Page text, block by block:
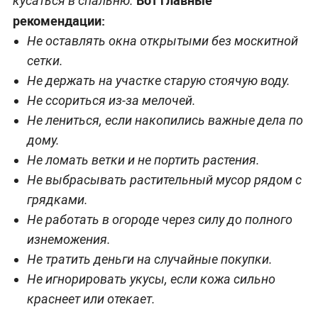
рекомендации:
Не оставлять окна открытыми без москитной
сетки.
Не держать на участке старую стоячую воду.
Не ссориться из-за мелочей.
Не лениться, если накопились важные дела по
дому.
Не ломать ветки и не портить растения.
Не выбрасывать растительный мусор рядом с
грядками.
Не работать в огороде через силу до полного
изнеможения.
Не тратить деньги на случайные покупки.
Не игнорировать укусы, если кожа сильно
краснеет или отекает.